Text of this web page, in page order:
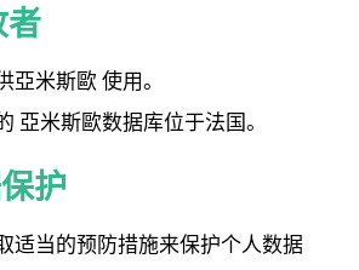
者
米斯歐 使用。
亞米斯歐数据库位于法国。
护
适当的预防措施来保护个人数据